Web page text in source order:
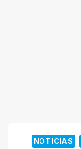
NOTICIAS